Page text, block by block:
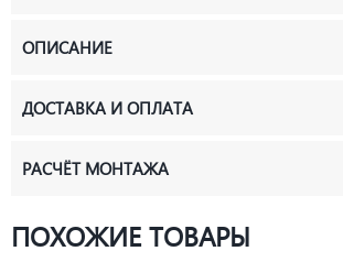
ОПИСАНИЕ
ДОСТАВКА И ОПЛАТА
РАСЧЁТ МОНТАЖА
ПОХОЖИЕ ТОВАРЫ